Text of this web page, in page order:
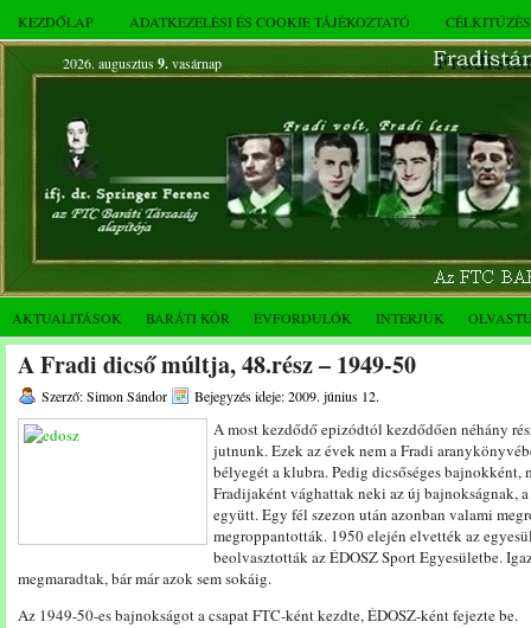
KEZDŐLAP ADATKEZELÉSI ÉS COOKIE TÁJÉKOZTATÓ
2026. augusztus 9.vasárnap
AKTUALITÁSOK BARÁTI KÖR ÉVFORDULÓK INTERJÚK
A Fradi dicső múltja, 48.rész – 1949-50
Szerző: Simon Sándor Bejegyzés ideje: 2009. június 12.
A most kezdődő epizódtól kezdődően néhány
jutnunk. Ezek az évek nem a Fradi
bélyegét a klubra. Pedig dicsőséges
Fradijaként vághattak neki az új bajnokságnak,
együtt. Egy fél szezon után azonban valami
megroppantották. 1950 elején elvették az
beolvasztották az ÉDOSZ Sport Egyesületbe.
megmaradtak, bár már azok sem sokáig.
Az 1949-50-es bajnokságot a csapat FTC-ként kezdte, ÉDOSZ-ként fejezte be.